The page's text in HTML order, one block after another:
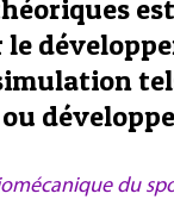
le
du